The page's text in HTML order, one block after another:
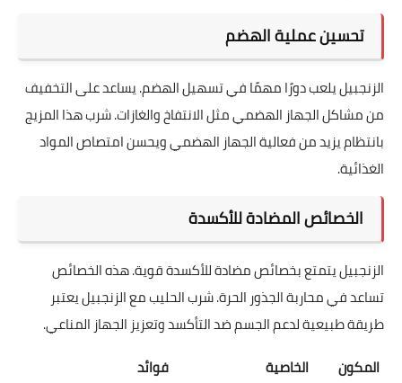
تحسين عملية الهضم
الزنجبيل يلعب دورًا مهمًا في تسهيل الهضم. يساعد على التخفيف
من مشاكل الجهاز الهضمي مثل الانتفاخ والغازات. شرب هذا المزيج
بانتظام يزيد من فعالية الجهاز الهضمي ويحسن امتصاص المواد
الغذائية.
الخصائص المضادة للأكسدة
الزنجبيل يتمتع بخصائص مضادة للأكسدة قوية. هذه الخصائص
تساعد في محاربة الجذور الحرة. شرب الحليب مع الزنجبيل يعتبر
طريقة طبيعية لدعم الجسم ضد التأكسد وتعزيز الجهاز المناعي.
المكون
الخاصية
فوائد